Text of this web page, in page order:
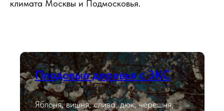
климата Москвы и Подмосковья.
Плодовые деревья с ЗКС
Яблоня, вишня, слива, дюк, черешня,